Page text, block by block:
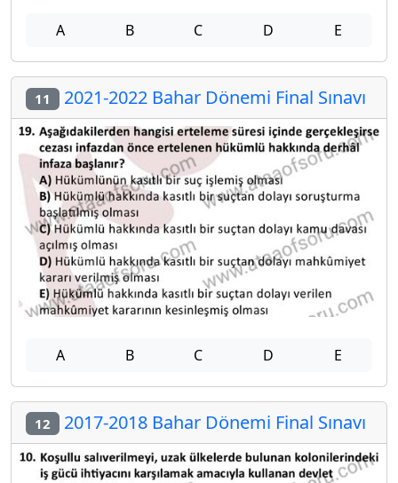
A B C D E
11 2021-2022 Bahar Dönemi Final Sınavı
A B C D E
12 2017-2018 Bahar Dönemi Final Sınavı